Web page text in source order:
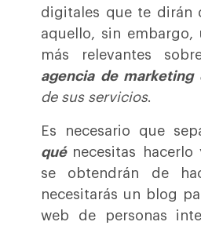
digitales que te dirán
aquello, sin embargo,
más relevantes
agencia de marketing
de sus servicios.
Es necesario que
qué necesitas hacerlo
se obtendrán de
necesitarás un blog
web de personas